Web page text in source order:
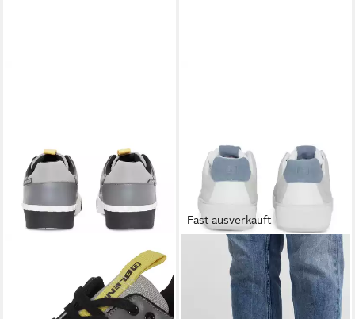
BHFootwear Sneaker
Sportlicher Sneaker
UVP 69,99 €
Fast ausverkauft
BHFootwear Sneaker
Modische Sneaker aus Leder